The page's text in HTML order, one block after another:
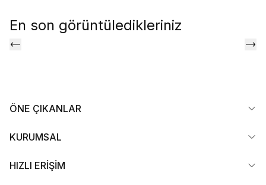
En son görüntüledikleriniz
ÖNE ÇIKANLAR
KURUMSAL
HIZLI ERİŞİM